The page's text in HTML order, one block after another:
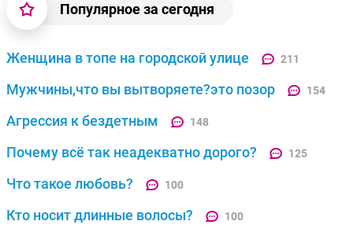
Популярное за сегодня
Женщина в топе на городской улице 211
Мужчины,что вы вытворяете?это позор 154
Агрессия к бездетным 148
Почему всё так неадекватно дорого? 125
Что такое любовь? 100
Кто носит длинные волосы? 100